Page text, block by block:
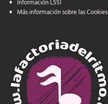
Información LSSI
Más información sobre las Cookies